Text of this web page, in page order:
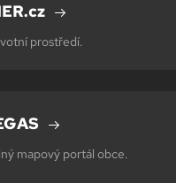
prostředí.
mapový portál obce.